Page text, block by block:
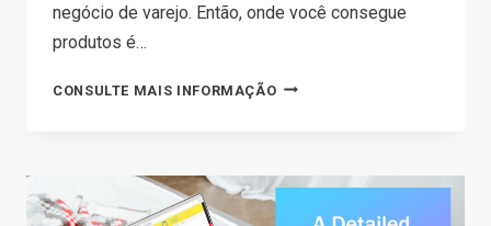
negócio de varejo. Então, onde você consegue
produtos é…
CONSULTE MAIS INFORMAÇÃOHOW
ON
AMAZON